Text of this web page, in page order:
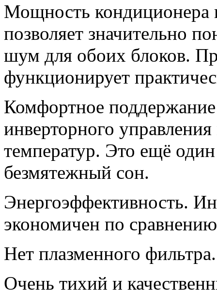
Мощность кондиционера
позволяет значительно
шум для обоих блоков.
функционирует
Комфортное
инверторного
температур. Это ещё
безмятежный сон.
Энергоэффективность.
экономичен по
Нет плазменного фильтра.
Очень тихий и